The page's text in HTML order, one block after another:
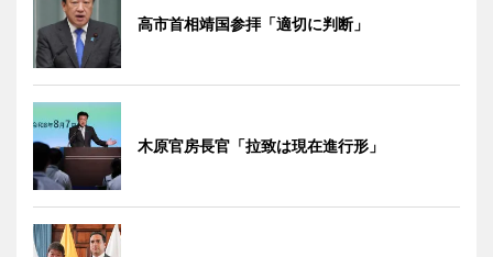
高市首相靖国参拝「適切に判断」
木原官房長官「拉致は現在進行形」